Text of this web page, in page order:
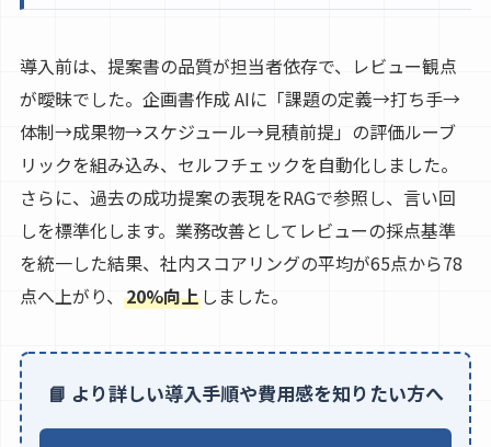
導入前は、提案書の品質が担当者依存で、レビュー観点
が曖昧でした。企画書作成 AIに「課題の定義→打ち手→
体制→成果物→スケジュール→見積前提」の評価ルーブ
リックを組み込み、セルフチェックを自動化しました。
さらに、過去の成功提案の表現をRAGで参照し、言い回
しを標準化します。業務改善としてレビューの採点基準
を統一した結果、社内スコアリングの平均が65点から78
点へ上がり、 20%向上しました。
📘 より詳しい導入手順や費用感を知りたい方へ